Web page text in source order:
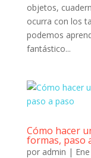
objetos,
ocurra con los
podemos
fantástico...
Cómo hacer
formas, paso
por admin |